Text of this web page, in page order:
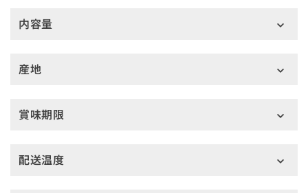
内容量
産地
賞味期限
配送温度